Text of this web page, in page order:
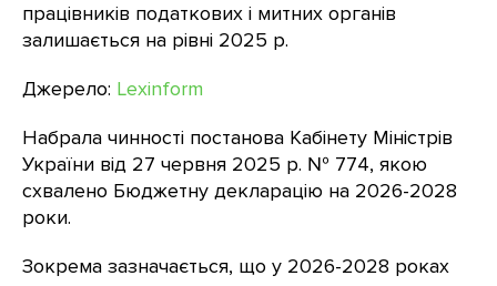
працівників податкових і митних органів
залишається на рівні 2025 р.
Джерело: Lexinform
Набрала чинності постанова Кабінету Міністрів
України від 27 червня 2025 р. № 774, якою
схвалено Бюджетну декларацію на 2026-2028
роки.
Зокрема зазначається, що у 2026-2028 роках